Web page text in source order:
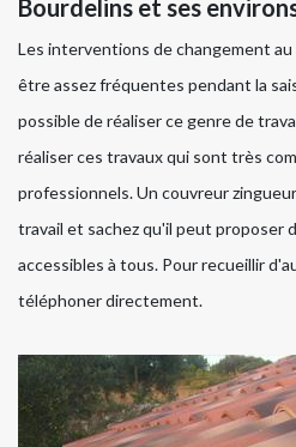
Bourdelins et ses
Les interventions de changement
être assez fréquentes pendant la
possible de réaliser ce genre de
réaliser ces travaux qui sont très
professionnels. Un couvreur
travail et sachez qu'il peut proposer
accessibles à tous. Pour recueillir
téléphoner directement.